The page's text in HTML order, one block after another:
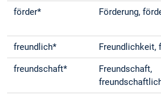
förder* Förderung,
freundlich* Freundlichkeit,
freundschaft*
Freundschaft,